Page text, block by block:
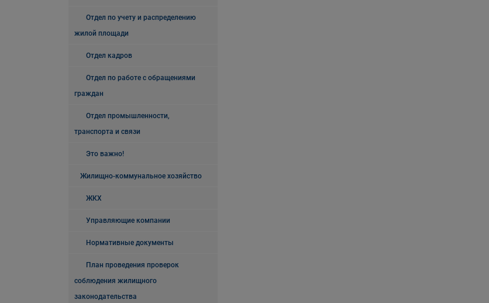
Отдел по учету и распределению
жилой площади
Отдел кадров
Отдел по работе с обращениями
граждан
Отдел промышленности,
транспорта и связи
Это важно!
Жилищно-коммунальное хозяйство
ЖКХ
Управляющие компании
Нормативные документы
План проведения проверок
соблюдения жилищного
законодательства